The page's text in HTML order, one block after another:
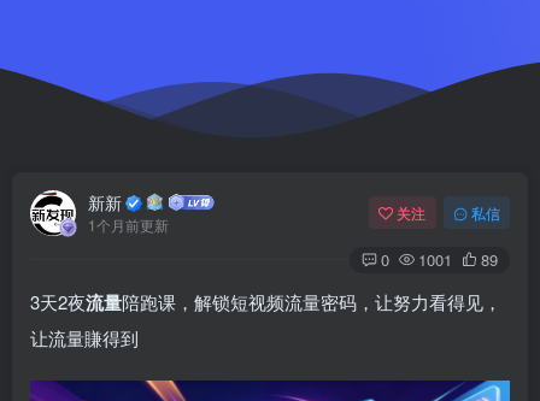
新新
1个月前更新
关注 私信
0 1001 89
3天2夜流量陪跑课，解锁短视频流量密码，让努力看得见，
让流量賺得到